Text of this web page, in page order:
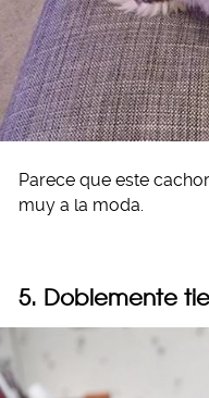
Parece que este
muy a la moda.
5. Doblemente